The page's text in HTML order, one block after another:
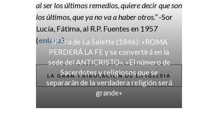
al ser los últimos remedios, quiere decir que son
los últimos, que ya no va a haber otros.”-Sor
Lucía, Fátima, al R.P. Fuentes en 1957
(enlace).
LA GRAN TRIBULACIÓN DE LA IGLESIA
Nª Sra de La Salette (1846): «ROMA
PERDERÁ LA FE y se convertirá en la
sede del ANTICRISTO». «El número de
Sacerdotes y religiosos que se
separarán de la verdadera religión será
grande»